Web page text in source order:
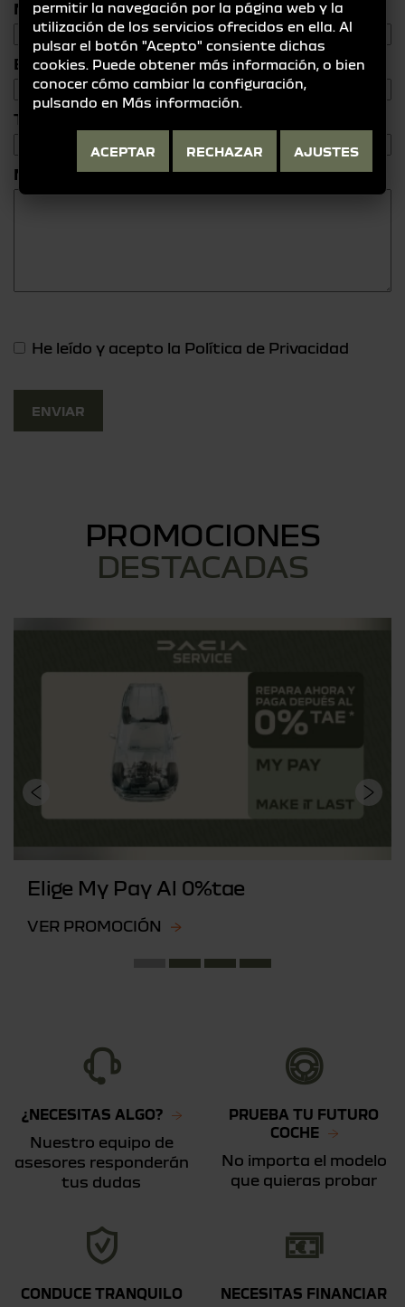
Nombre y Apellidos
Email
Teléfono
Mensaje
He leído y acepto la Política de Privacidad
PROMOCIONES
DESTACADAS
Elige My Pay Al 0%tae
VER PROMOCIÓN
permitir la navegación por la página web y la
utilización de los servicios ofrecidos en ella. Al
pulsar el botón "Acepto" consiente dichas
cookies. Puede obtener más información, o bien
conocer cómo cambiar la configuración,
pulsando en Más información
ACEPTAR RECHAZAR AJUSTES
¿NECESITAS ALGO?
Nuestro equipo de
asesores responderán
tus dudas
PRUEBA TU FUTURO
COCHE
No importa el modelo
que quieras probar
CONDUCE TRANQUILO NECESITAS FINANCIAR